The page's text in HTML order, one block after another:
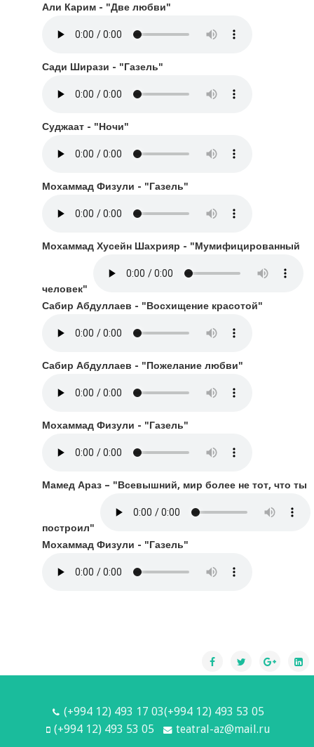
Али Карим - "Две любви"
Сади Ширази - "Газель"
Суджаат - "Ночи"
Мохаммад Физули - "Газель"
Мохаммад Хусейн Шахрияр - "Мумифицированный
человек"
Сабир Абдуллаев - "Восхищение красотой"
Сабир Абдуллаев - "Пожелание любви"
Мохаммад Физули - "Газель"
Мамед Араз – "Всевышний, мир более не тот, что ты
построил"
Мохаммад Физули - "Газель"
(+994 12) 493 17 03(+994 12) 493 53 05
(+994 12) 493 53 05
teatral-az@mail.ru